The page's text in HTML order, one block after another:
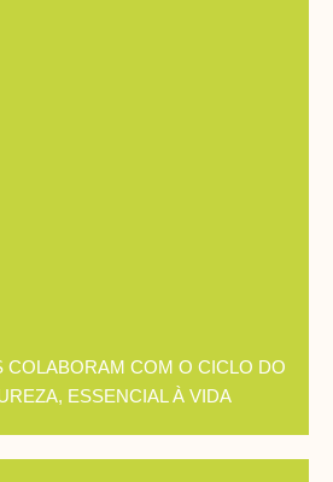
COLABORAM COM O CICLO DO
ESSENCIAL À VIDA